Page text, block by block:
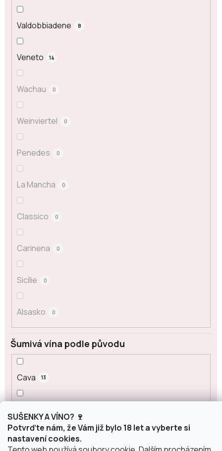
SUŠENKY A VÍNO? 🍷
Potvrďte nám, že Vám již bylo 18 let a vyberte si
nastavení cookies.
Valdobbiadene 8
Veneto 14
Wachau 0
Weinviertel 0
Penedes 0
La Mancha 0
Classico 0
Carinena 0
Sicílie 0
Alsasko 0
Šumivá vína podle původu
Cava 13
Corpinnat
Crémant 3